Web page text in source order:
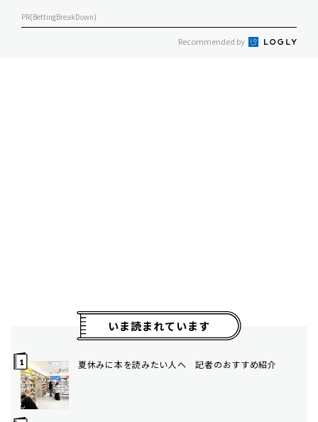
PR(BettingBreakDown)
Recommended by
いま読まれています
夏休みに本を読みたい人へ 記者のおすすめ紹介